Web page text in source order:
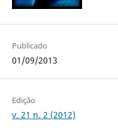
Publicado
01/09/2013
Edição
v. 21 n. 2 (2012)